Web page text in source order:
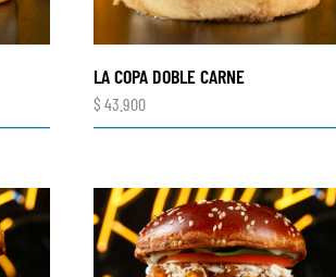
LA COPA DOBLE CARNE
$ 43.900